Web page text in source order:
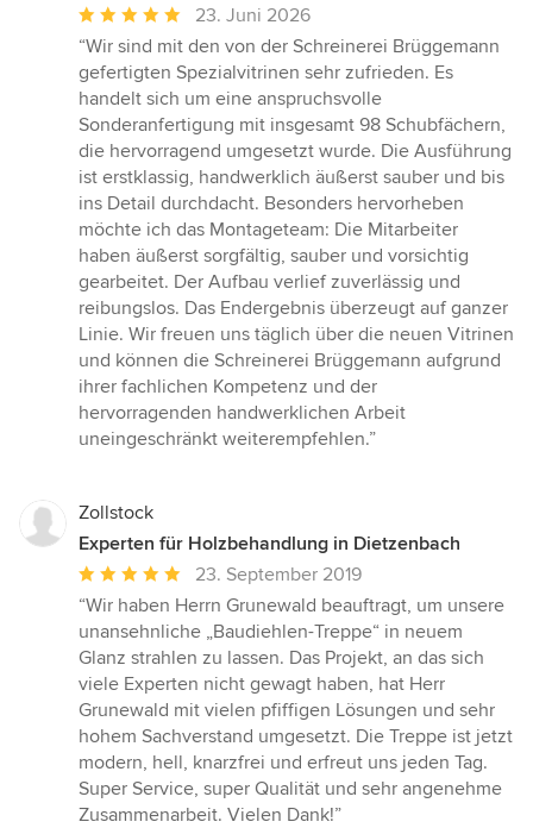
Durchschnittliche
Bewertung:
5
von
5
Sternen
23. Juni 2026
“Wir sind mit den von der Schreinerei Brüggemann
gefertigten Spezialvitrinen sehr zufrieden. Es
handelt sich um eine anspruchsvolle
Sonderanfertigung mit insgesamt 98 Schubfächern,
die hervorragend umgesetzt wurde. Die Ausführung
ist erstklassig, handwerklich äußerst sauber und bis
ins Detail durchdacht. Besonders hervorheben
möchte ich das Montageteam: Die Mitarbeiter
haben äußerst sorgfältig, sauber und vorsichtig
gearbeitet. Der Aufbau verlief zuverlässig und
reibungslos. Das Endergebnis überzeugt auf ganzer
Linie. Wir freuen uns täglich über die neuen Vitrinen
und können die Schreinerei Brüggemann aufgrund
ihrer fachlichen Kompetenz und der
hervorragenden handwerklichen Arbeit
uneingeschränkt weiterempfehlen.”
Zollstock
Experten für Holzbehandlung in Dietzenbach
Durchschnittliche
Bewertung:
5
von
5
Sternen
23. September 2019
“Wir haben Herrn Grunewald beauftragt, um unsere
unansehnliche „Baudiehlen-Treppe“ in neuem
Glanz strahlen zu lassen. Das Projekt, an das sich
viele Experten nicht gewagt haben, hat Herr
Grunewald mit vielen pfiffigen Lösungen und sehr
hohem Sachverstand umgesetzt. Die Treppe ist jetzt
modern, hell, knarzfrei und erfreut uns jeden Tag.
Super Service, super Qualität und sehr angenehme
Zusammenarbeit. Vielen Dank!”